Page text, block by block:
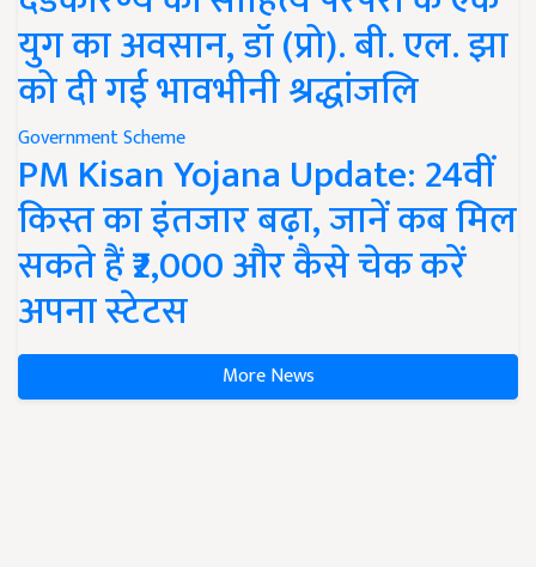
युग का अवसान, डॉ (प्रो). बी. एल. झा
को दी गई भावभीनी श्रद्धांजलि
Government Scheme
PM Kisan Yojana Update: 24वीं
किस्त का इंतजार बढ़ा, जानें कब मिल
सकते हैं ₹2,000 और कैसे चेक करें
अपना स्टेटस
More News